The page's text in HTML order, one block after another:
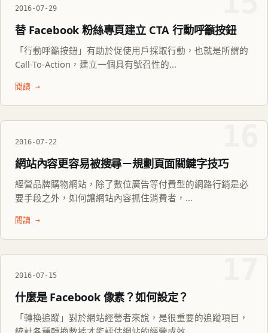
2016-07-29
替 Facebook 粉絲專頁建立 CTA 行動呼籲按鈕
「行動呼籲按鈕」有助於促使用戶採取行動，也就是所謂的
Call-To-Action，建立一個具有號召性的...
閱讀 →
2016-07-22
網站內容更容易被搜尋－規劃頁面關鍵字技巧
經營品牌購物網站，除了數位廣告等付費型的網路行銷是必
要手段之外，如何讓網站內容抓住消費者，...
閱讀 →
2016-07-15
什麼是 Facebook 像素？如何設定？
「轉換追蹤」對於網站經營者來說，是很重要的追蹤項目，